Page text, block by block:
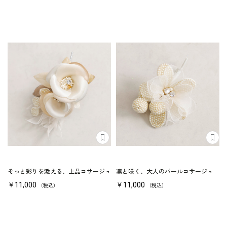
そっと彩りを添える、上品コサージュ
￥11,000 （税込）
凛と咲く、大人のパールコサージュ
￥11,000 （税込）